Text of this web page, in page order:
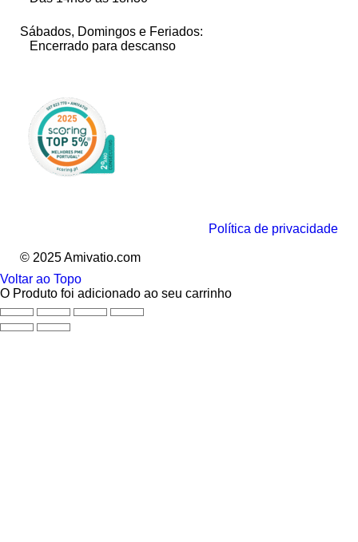
Sábados, Domingos e Feriados:
Encerrado para descanso
Política de privacidade
© 2025 Amivatio.com
Voltar ao Topo
O Produto foi adicionado ao seu carrinho